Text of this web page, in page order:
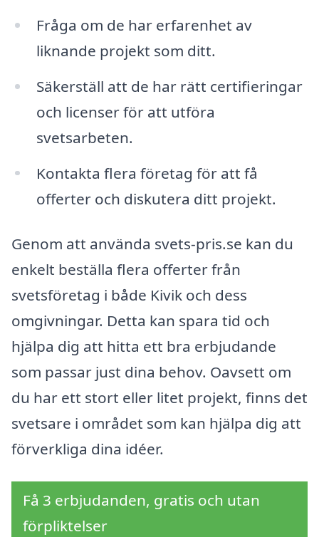
Fråga om de har erfarenhet av
liknande projekt som ditt.
Säkerställ att de har rätt certifieringar
och licenser för att utföra
svetsarbeten.
Kontakta flera företag för att få
offerter och diskutera ditt projekt.
Genom att använda svets-pris.se kan du
enkelt beställa flera offerter från
svetsföretag i både Kivik och dess
omgivningar. Detta kan spara tid och
hjälpa dig att hitta ett bra erbjudande
som passar just dina behov. Oavsett om
du har ett stort eller litet projekt, finns det
svetsare i området som kan hjälpa dig att
förverkliga dina idéer.
Få 3 erbjudanden, gratis och utan
förpliktelser